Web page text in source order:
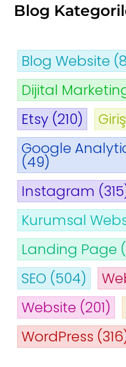
Blog
Blog Website
Dijital
Etsy (210)
Google
(49)
Instagram
Kurumsal
Landing Page
SEO (504)
Website (201)
WordPress